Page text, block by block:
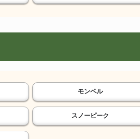
モンベル
スノーピーク